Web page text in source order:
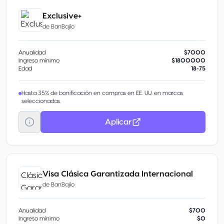
Exclusive+
de BanBajío
Anualidad
$7000
Ingreso mínimo
$1800000
Edad
18-75
Hasta 35% de bonificación en compras en EE. UU. en marcas
seleccionadas.
Aplicar
Visa Clásica Garantizada Internacional
de BanBajío
Anualidad
$700
Ingreso mínimo
$0